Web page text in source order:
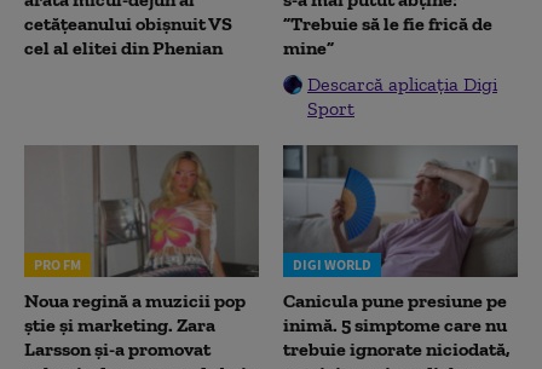
cetățeanului obișnuit VS
cel al elitei din Phenian
”Trebuie să le fie frică de
mine”
Descarcă aplicația Digi
Sport
PRO FM
Noua regină a muzicii pop
știe și marketing. Zara
Larsson și-a promovat
DIGI WORLD
Canicula pune presiune pe
inimă. 5 simptome care nu
trebuie ignorate niciodată,